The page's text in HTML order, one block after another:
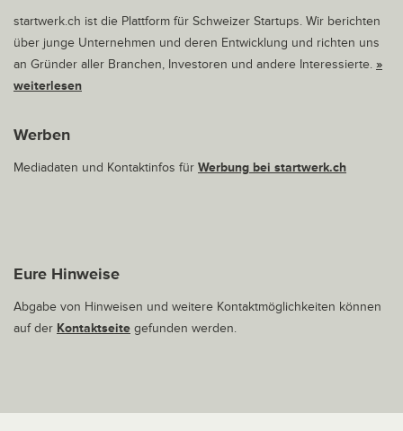
startwerk.ch ist die Plattform für Schweizer Startups. Wir berichten
über junge Unternehmen und deren Entwicklung und richten uns
an Gründer aller Branchen, Investoren und andere Interessierte. »
weiterlesen
Werben
Mediadaten und Kontaktinfos für Werbung bei startwerk.ch
Eure Hinweise
Abgabe von Hinweisen und weitere Kontaktmöglichkeiten können
auf der Kontaktseite gefunden werden.